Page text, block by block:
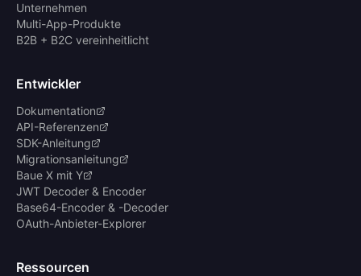
Unternehmen
Multi-App-Produkte
B2B + B2C vereinheitlicht
Entwickler
Dokumentation
API-Referenzen
SDK-Anleitung
Migrationsanleitung
Baue X mit Y
JWT Decoder & Encoder
Base64-Encoder & -Decoder
OAuth-Anbieter-Explorer
Ressourcen